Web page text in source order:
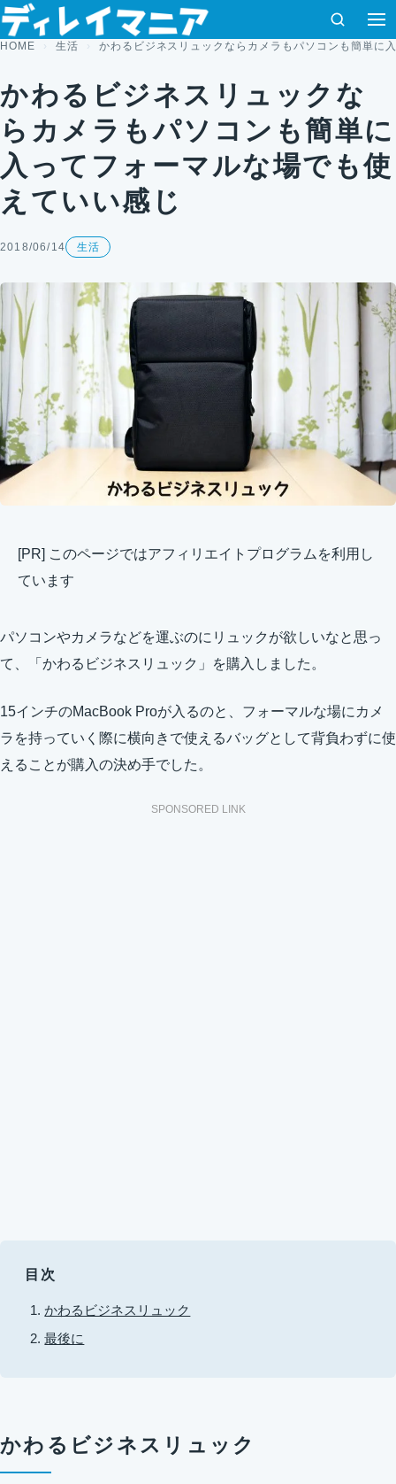
コンテンツへスキップ
検索
HOME 生活 かわるビジネスリュックならカメラもパソコンも簡単に
かわるビジネスリュックな
らカメラもパソコンも簡単に
入ってフォーマルな場でも使
えていい感じ
2018/06/14 生活
[PR] このページではアフィリエイトプログラムを利用し
ています
パソコンやカメラなどを運ぶのにリュックが欲しいなと思っ
て、「かわるビジネスリュック」を購入しました。
15インチのMacBook Proが入るのと、フォーマルな場にカメ
ラを持っていく際に横向きで使えるバッグとして背負わずに使
えることが購入の決め手でした。
SPONSORED LINK
目次
かわるビジネスリュック
最後に
かわるビジネスリュック